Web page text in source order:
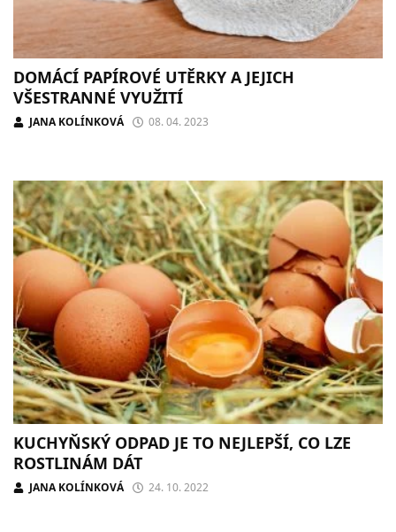
DOMÁCÍ PAPÍROVÉ UTĚRKY A JEJICH
VŠESTRANNÉ VYUŽITÍ
JANA KOLÍNKOVÁ 08. 04. 2023
KUCHYŇSKÝ ODPAD JE TO NEJLEPŠÍ, CO LZE
ROSTLINÁM DÁT
JANA KOLÍNKOVÁ 24. 10. 2022